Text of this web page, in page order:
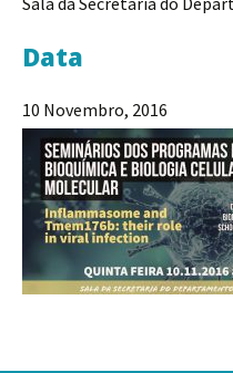
Data
10 Novembro, 2016